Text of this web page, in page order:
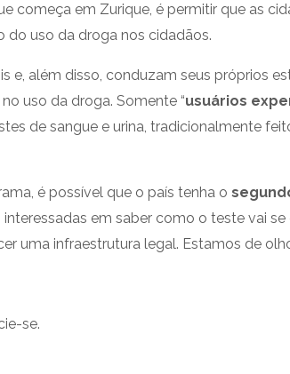
começa em Zurique, é permitir que as
uso da droga nos cidadãos.
e, além disso, conduzam seus próprios
uso da droga. Somente “usuários
de sangue e urina, tradicionalmente
é possível que o país tenha o
em saber como o teste vai se
uma infraestrutura legal. Estamos de
se.